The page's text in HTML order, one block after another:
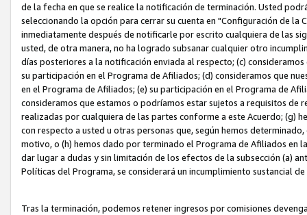
de la fecha en que se realice la notificación de terminación. Usted
seleccionando la opción para cerrar su cuenta en "Configuración de
inmediatamente después de notificarle por escrito cualquiera de las
usted, de otra manera, no ha logrado subsanar cualquier otro
días posteriores a la notificación enviada al respecto; (c)
su participación en el Programa de Afiliados; (d) consideramos que
en el Programa de Afiliados; (e) su participación en el Programa de
consideramos que estamos o podríamos estar sujetos a requisitos de
realizadas por cualquiera de las partes conforme a este Acuerdo; (g)
con respecto a usted u otras personas que, según hemos
motivo, o (h) hemos dado por terminado el Programa de Afiliados en
dar lugar a dudas y sin limitación de los efectos de la subsección (a)
Políticas del Programa, se considerará un incumplimiento sustancial
Tras la terminación, podemos retener ingresos por comisiones